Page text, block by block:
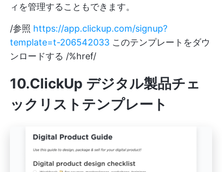
ィを管理することもできます。
/参照 https://app.clickup.com/signup?
template=t-206542033 このテンプレートをダウ
ンロードする /%href/
10.ClickUp デジタル製品チェ
ックリストテンプレート